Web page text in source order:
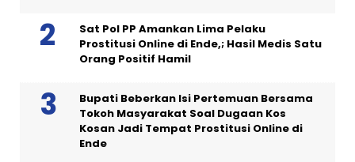
Sat Pol PP Amankan Lima Pelaku
Prostitusi Online di Ende,; Hasil Medis Satu
Orang Positif Hamil
Bupati Beberkan Isi Pertemuan Bersama
Tokoh Masyarakat Soal Dugaan Kos
Kosan Jadi Tempat Prostitusi Online di
Ende